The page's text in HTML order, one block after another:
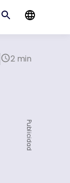
2 min
Publicidad